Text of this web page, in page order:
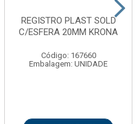
REGISTRO PLAST SOLD
C/ESFERA 20MM KRONA
Código: 167660
Embalagem: UNIDADE